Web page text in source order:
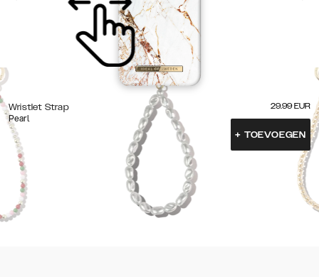
Wristlet Strap
Pearl
29.99 EUR
+ TOEVOEGEN